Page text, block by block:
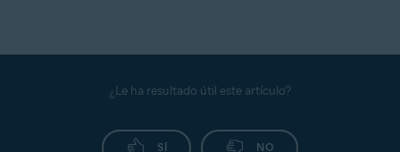
¿Le ha resultado útil este artículo?
SÍ NO